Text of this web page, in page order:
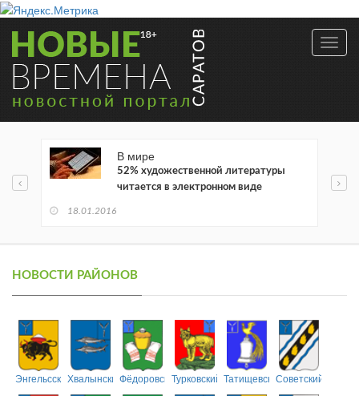
В мире
52% художественной литературы
читается в электронном виде
18.01.2016
НОВОСТИ РАЙОНОВ
ЭнгельсскийХвалынскийФёдоровскийТурковский ТатищевскийСоветский